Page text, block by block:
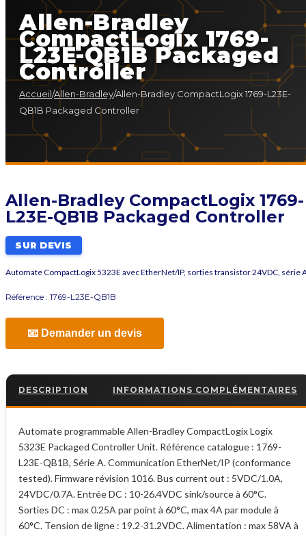
Allen-Bradley
CompactLogix 1769-
L23E-QB1B Packaged
Controller
Accueil/Allen-Bradley/Allen-Bradley CompactLogix 1769-L23E-
QB1B Packaged Controller
Allen-Bradley CompactLogix 1769-
L23E-QB1B Packaged Controller
SUR DEVIS
Automate CompactLogix 5323E avec EtherNet/IP, sorties transistor 24VDC, série
Référence : 1769-L23E-QB1B
📧 Demander un devis
DESCRIPTION INFORMATIONS COMPLÉMENTAIRES
Automate programmable Allen-Bradley CompactLogix Logix
5323E Packaged Controller Unit. Référence catalogue : 1769-
L23E-QB1B, Série A. Communication EtherNet/IP (conformance
tested). Firmware révision 1016. Bus current out : 5VDC/1.0A,
24VDC/0.7A. Entrée DC : 10-26.4VDC sink/source à 60°C.
Sorties DC : max 0.25A par point à 60°C, max 4A par module à
60°C. Tension de ligne : 19.2-31.2VDC. Alimentation : max 58VA à